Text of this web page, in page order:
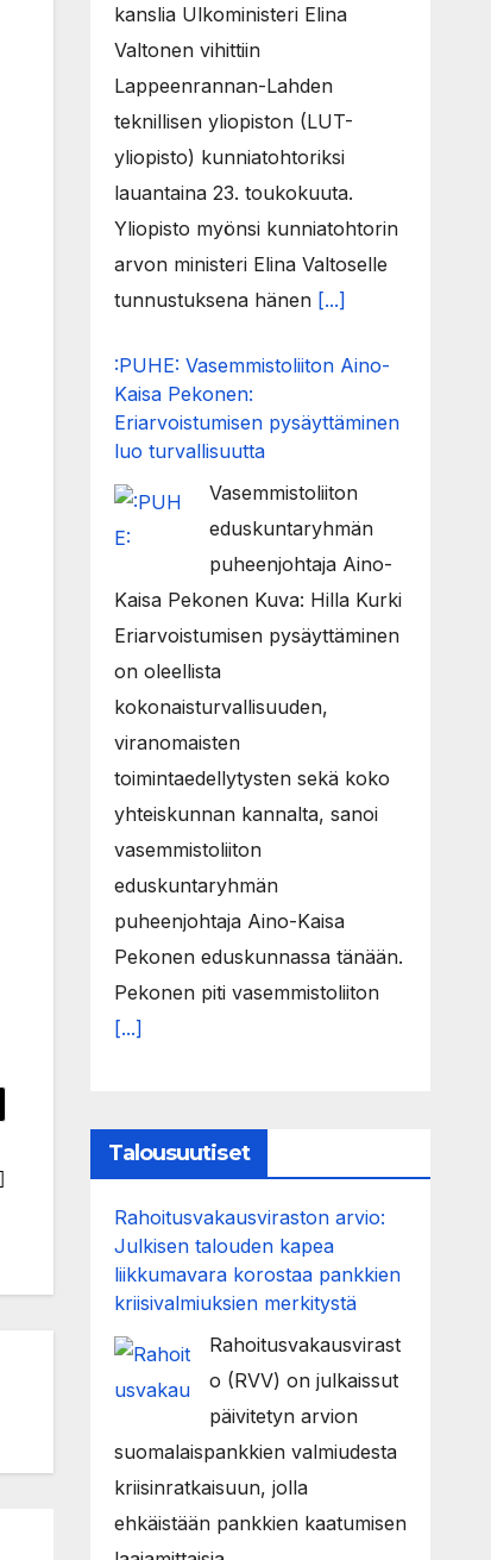
kanslia Ulkoministeri Elina
Valtonen vihittiin
Lappeenrannan-Lahden
teknillisen yliopiston (LUT-
yliopisto) kunniatohtoriksi
lauantaina 23. toukokuuta.
Yliopisto myönsi kunniatohtorin
arvon ministeri Elina Valtoselle
tunnustuksena hänen [...]
:PUHE: Vasemmistoliiton Aino-
Kaisa Pekonen:
Eriarvoistumisen pysäyttäminen
luo turvallisuutta
Vasemmistoliiton
eduskuntaryhmän
puheenjohtaja Aino-
Kaisa Pekonen Kuva: Hilla Kurki
Eriarvoistumisen pysäyttäminen
on oleellista
kokonaisturvallisuuden,
viranomaisten
toimintaedellytysten sekä koko
yhteiskunnan kannalta, sanoi
vasemmistoliiton
eduskuntaryhmän
puheenjohtaja Aino-Kaisa
Pekonen eduskunnassa tänään.
Pekonen piti vasemmistoliiton
[...]
Talousuutiset
Rahoitusvakausviraston arvio:
Julkisen talouden kapea
liikkumavara korostaa pankkien
kriisivalmiuksien merkitystä
Rahoitusvakausvirast
o (RVV) on julkaissut
päivitetyn arvion
suomalaispankkien valmiudesta
kriisinratkaisuun, jolla
ehkäistään pankkien kaatumisen